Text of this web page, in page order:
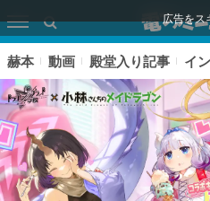
広告をス
赫本 動画 殿堂入り記事 イ